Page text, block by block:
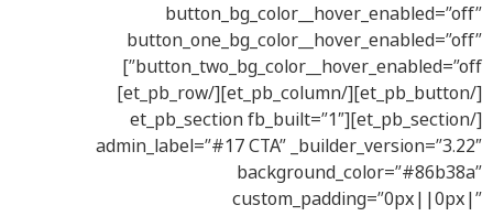
button_bg_color__hover_enabled=”off”
button_one_bg_color__hover_enabled=”off”
button_two_bg_color__hover_enabled=”off”]
[/et_pb_button][/et_pb_column][/et_pb_row]
[/et_pb_section][et_pb_section fb_built=”1″
admin_label=”#17 CTA” _builder_version=”3.22″
background_color=”#86b38a”
custom_padding=”0px||0px|”